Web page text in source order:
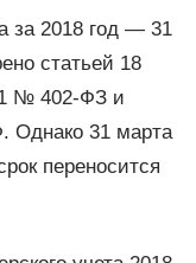
за 2018 год — 31
статьей 18
№ 402-ФЗ и
Однако 31 марта
переносится